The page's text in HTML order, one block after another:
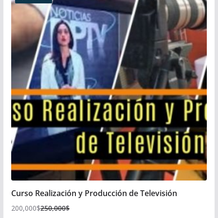
Curso Realización y Producción de Televisión
250,000$
El
200,000$
El